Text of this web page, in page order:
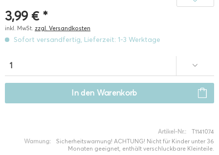
3,99 € *
inkl. MwSt. zzgl. Versandkosten
Sofort versandfertig, Lieferzeit: 1-3 Werktage
In den Warenkorb
Artikel-Nr.:
T1141074
Warnung:
Sicherheitswarnung! ACHTUNG! Nicht für Kinder unter 36
Monaten geeignet, enthält verschluckbare Kleinteile.